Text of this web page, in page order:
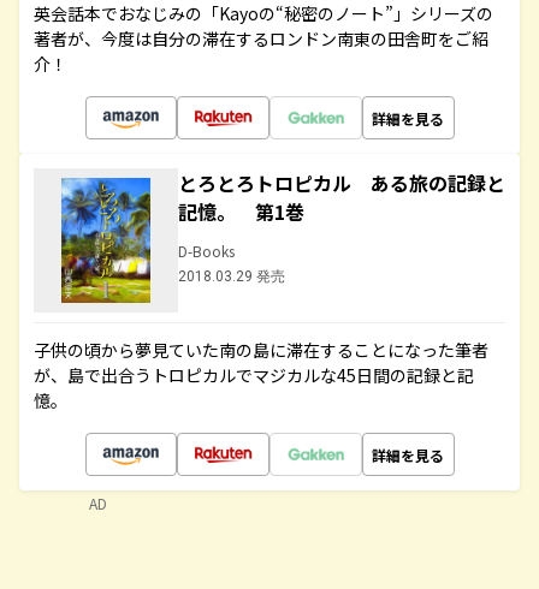
英会話本でおなじみの「Kayoの“秘密のノート”」シリーズの
著者が、今度は自分の滞在するロンドン南東の田舎町をご紹
介！
詳細を見る
とろとろトロピカル ある旅の記録と
記憶。 第1巻
D-Books
2018.03.29 発売
子供の頃から夢見ていた南の島に滞在することになった筆者
が、島で出合うトロピカルでマジカルな45日間の記録と記
憶。
詳細を見る
AD